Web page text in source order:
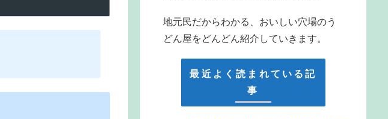
地元民だからわかる、おいしい穴場のう
どん屋をどんどん紹介していきます。
最近よく読まれている記
事